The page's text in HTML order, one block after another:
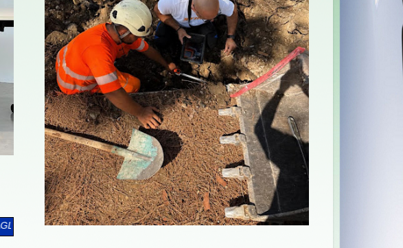
>> CIP E REGIONE ABRUZZO PER RAFFORZARE IMPIANTI, RISORSE E